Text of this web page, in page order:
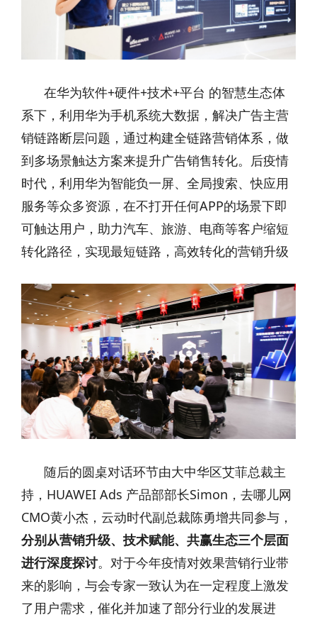
在华为软件+硬件+技术+平台 的智慧生态体
系下，利用华为手机系统大数据，解决广告主营
销链路断层问题，通过构建全链路营销体系，做
到多场景触达方案来提升广告销售转化。后疫情
时代，利用华为智能负一屏、全局搜索、快应用
服务等众多资源，在不打开任何APP的场景下即
可触达用户，助力汽车、旅游、电商等客户缩短
转化路径，实现最短链路，高效转化的营销升级
随后的圆桌对话环节由大中华区艾菲总裁主
持，HUAWEI Ads 产品部部长Simon，去哪儿网
CMO黄小杰，云动时代副总裁陈勇增共同参与，
分别从营销升级、技术赋能、共赢生态三个层面
进行深度探讨。对于今年疫情对效果营销行业带
来的影响，与会专家一致认为在一定程度上激发
了用户需求，催化并加速了部分行业的发展进